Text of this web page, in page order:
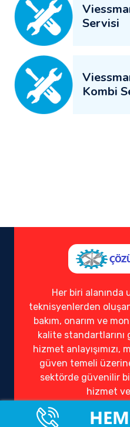
Servisi
Kombi
Her biri alanında
teknisyenlerden
bakım, onarım ve
kalite
hizmet
güven temeli
sektörde güvenilir
hizmet